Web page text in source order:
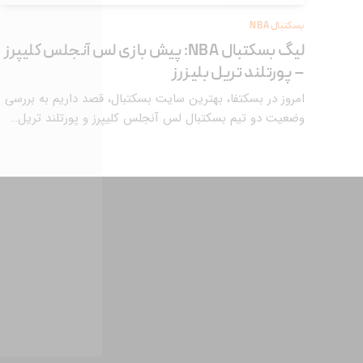
بسکتبال NBA
لیگ بسکتبال NBA: پیش بازی لس آنجلس کلیپرز
– پورتلند تریل بلیزرز
امروز در بسکتفا، بهترین سایت بسکتبال، قصد داریم به بررسی
وضعیت دو تیم بسکتبال لس آنجلس کلیپرز و پورتلند تریل…